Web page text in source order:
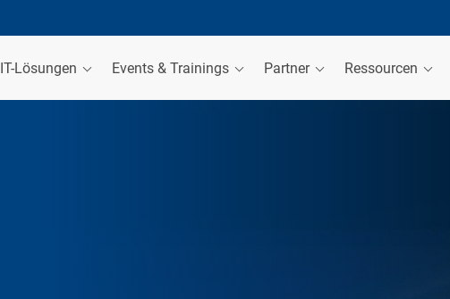
IT-Lösungen Events & Trainings Partner Ressourcen